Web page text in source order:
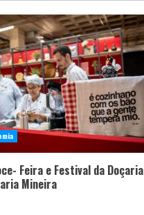
Feira e Festival da Doçaria
Mineira